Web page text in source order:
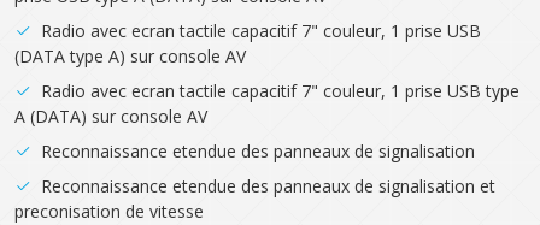
Radio avec ecran tactile capacitif 7" couleur, 1 prise USB
(DATA type A) sur console AV
Radio avec ecran tactile capacitif 7" couleur, 1 prise USB type
A (DATA) sur console AV
Reconnaissance etendue des panneaux de signalisation
Reconnaissance etendue des panneaux de signalisation et
preconisation de vitesse